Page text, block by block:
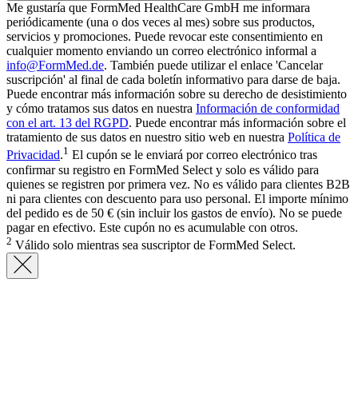
Me gustaría que FormMed HealthCare GmbH me informara
periódicamente (una o dos veces al mes) sobre sus productos,
servicios y promociones. Puede revocar este consentimiento en
cualquier momento enviando un correo electrónico informal a
info@FormMed.de. También puede utilizar el enlace 'Cancelar
suscripción' al final de cada boletín informativo para darse de baja.
Puede encontrar más información sobre su derecho de desistimiento
y cómo tratamos sus datos en nuestra Información de conformidad
con el art. 13 del RGPD. Puede encontrar más información sobre el
tratamiento de sus datos en nuestro sitio web en nuestra Política de
Privacidad.1 El cupón se le enviará por correo electrónico tras
confirmar su registro en FormMed Select y solo es válido para
quienes se registren por primera vez. No es válido para clientes B2B
ni para clientes con descuento para uso personal. El importe mínimo
del pedido es de 50 € (sin incluir los gastos de envío). No se puede
pagar en efectivo. Este cupón no es acumulable con otros.
2 Válido solo mientras sea suscriptor de FormMed Select.